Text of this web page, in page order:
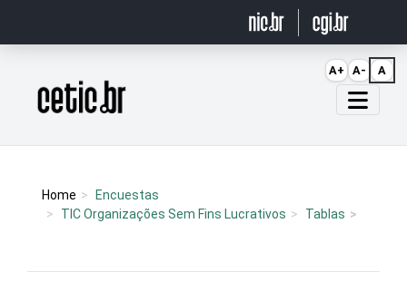
Página inicial
Home
Encuestas
TIC Organizações Sem Fins Lucrativos
Tablas
A+ A- A